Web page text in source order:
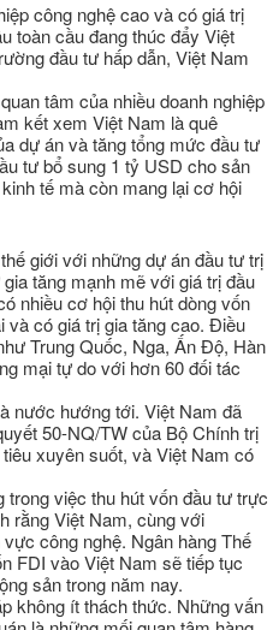
công nghệ cao và có giá trị
toàn cầu đang thúc đẩy Việt
đầu tư hấp dẫn, Việt Nam
tâm của nhiều doanh nghiệp
kết xem Việt Nam là quê
dự án và tăng tổng mức đầu tư
tư bổ sung 1 tỷ USD cho sản
tế mà còn mang lại cơ hội
giới với những dự án đầu tư trị
tăng mạnh mẽ với giá trị đầu
nhiều cơ hội thu hút dòng vốn
và có giá trị gia tăng cao. Điều
Trung Quốc, Nga, Ấn Độ, Hàn
mại tự do với hơn 60 đối tác
nước hướng tới. Việt Nam đã
50-NQ/TW của Bộ Chính trị
xuyên suốt, và Việt Nam có
việc thu hút vốn đầu tư trực
rằng Việt Nam, cùng với
công nghệ. Ngân hàng Thế
FDI vào Việt Nam sẽ tiếp tục
sản trong năm nay.
không ít thách thức. Những vấn